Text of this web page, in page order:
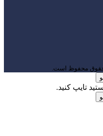
محفوظ است.
تایپ کنید.